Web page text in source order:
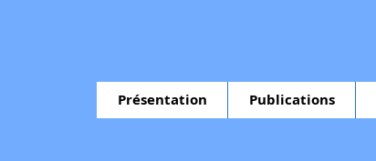
Présentation Publications